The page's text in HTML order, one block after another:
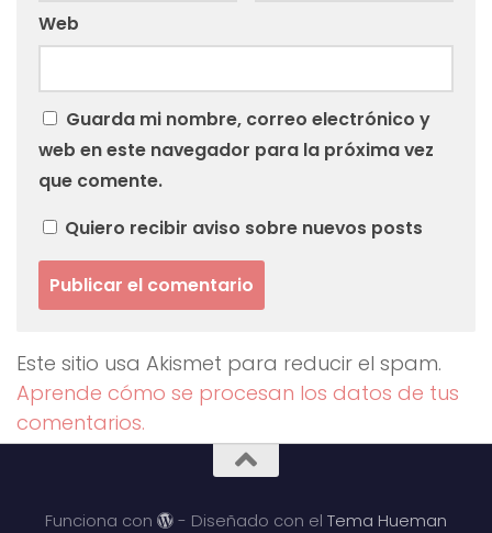
Web
Guarda mi nombre, correo electrónico y
web en este navegador para la próxima vez
que comente.
Quiero recibir aviso sobre nuevos posts
Este sitio usa Akismet para reducir el spam.
Aprende cómo se procesan los datos de tus
comentarios.
Funciona con - Diseñado con el Tema Hueman